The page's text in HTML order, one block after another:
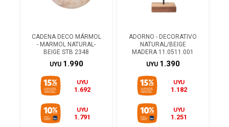
CADENA DECO MÁRMOL
- MARMOL NATURAL-
BEIGE STB 2348
UYU 1.990
UYU
1.692
UYU
1.791
ADORNO - DECORATIVO
NATURAL/BEIGE
MADERA 11.0511.001
UYU 1.390
UYU
1.182
UYU
1.251